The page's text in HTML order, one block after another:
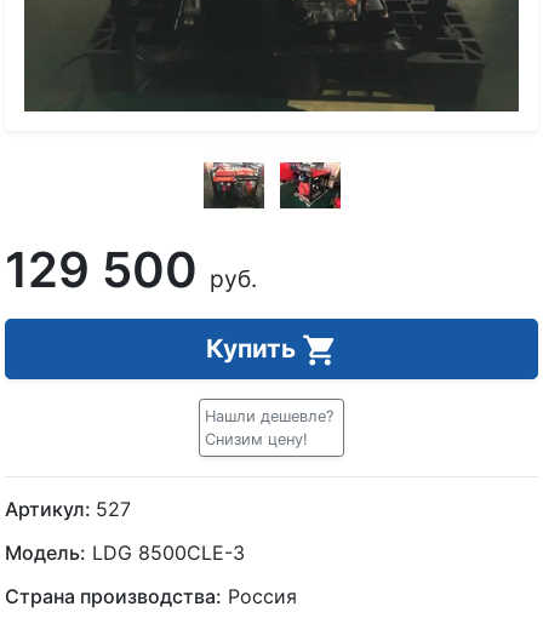
129 500 руб.
Купить
Нашли дешевле?
Снизим цену!
Артикул: 527
Модель: LDG 8500CLE-3
Страна производства: Россия